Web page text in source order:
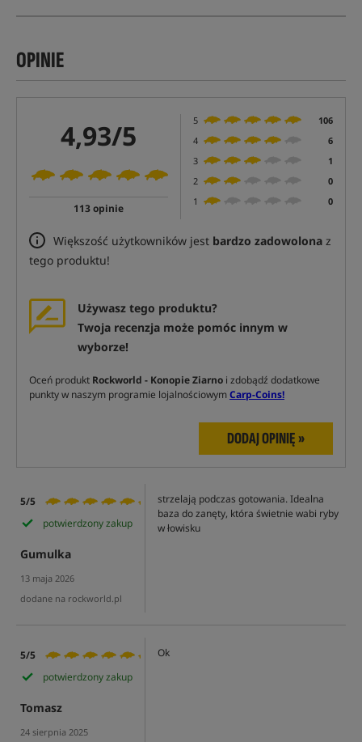
OPINIE
4,93/5
113 opinie
5
106
4
6
3
1
2
0
1
0
Większość użytkowników jest bardzo zadowolona z
tego produktu!
Używasz tego produktu?
Twoja recenzja może pomóc innym w
wyborze!
Oceń produkt Rockworld - Konopie Ziarno i zdobądź dodatkowe
punkty w naszym programie lojalnościowymCarp-Coins!
DODAJ OPINIĘ »
5/5
potwierdzony zakup
Gumulka
13 maja 2026
dodane na rockworld.pl
strzelają podczas gotowania. Idealna
baza do zanęty, która świetnie wabi ryby
w łowisku
5/5
potwierdzony zakup
Tomasz
24 sierpnia 2025
Ok